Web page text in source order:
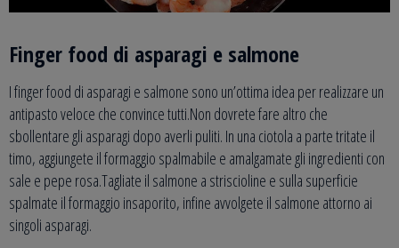
Finger food di asparagi e salmone
I finger food di asparagi e salmone sono un’ottima idea per realizzare un
antipasto veloce che convince tutti.Non dovrete fare altro che
sbollentare gli asparagi dopo averli puliti. In una ciotola a parte tritate il
timo, aggiungete il formaggio spalmabile e amalgamate gli ingredienti con
sale e pepe rosa.Tagliate il salmone a striscioline e sulla superficie
spalmate il formaggio insaporito, infine avvolgete il salmone attorno ai
singoli asparagi.